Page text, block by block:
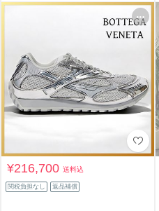
¥216,700送料込
関税負担なし 返品補償